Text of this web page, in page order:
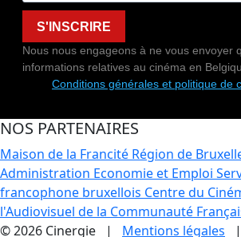
S'INSCRIRE
Nous nous engageons à ne vous envoyer
informations relatives au cinéma en
Conditions générales et politique de
NOS PARTENAIRES
Maison de la Francité Région de
Administration Economie et Emploi
francophone bruxellois Centre du
l'Audiovisuel de la Communauté
© 2026 Cinergie | Mentions légales